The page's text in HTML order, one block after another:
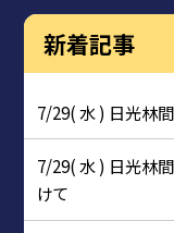
新着記事
7/29( 水 ) 日光林
7/29( 水 ) 日光林
けて